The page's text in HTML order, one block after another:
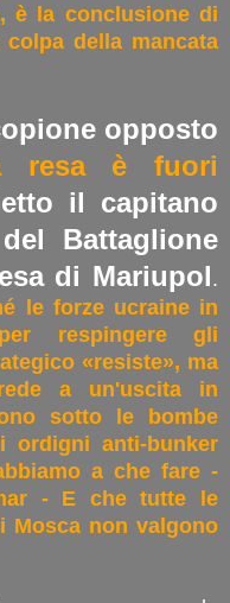
è la conclusione di
della mancata
opposto
resa è fuori
il capitano
Battaglione
di Mariupol.
le forze ucraine in
respingere gli
«resiste», ma
a un'uscita in
sotto le bombe
ordigni anti-bunker
a che fare -
- E che tutte le
Mosca non valgono